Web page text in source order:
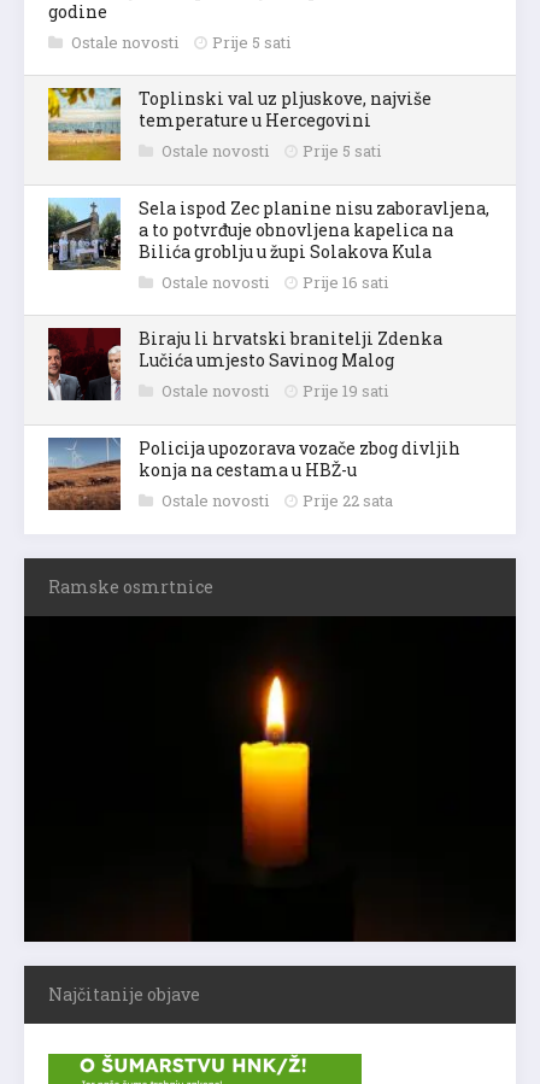
godine
Ostale novosti Prije 5 sati
Toplinski val uz pljuskove, najviše
temperature u Hercegovini
Ostale novosti Prije 5 sati
Sela ispod Zec planine nisu zaboravljena,
a to potvrđuje obnovljena kapelica na
Bilića groblju u župi Solakova Kula
Ostale novosti Prije 16 sati
Biraju li hrvatski branitelji Zdenka
Lučića umjesto Savinog Malog
Ostale novosti Prije 19 sati
Policija upozorava vozače zbog divljih
konja na cestama u HBŽ-u
Ostale novosti Prije 22 sata
Ramske osmrtnice
Najčitanije objave